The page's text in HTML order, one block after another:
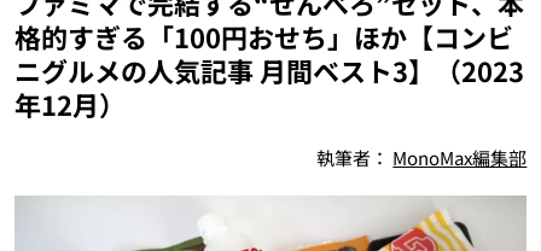
格的すぎる「100円おせち」ほか【コンビ
ニグルメの人気記事 月間ベスト3】（2023
年12月）
執筆者： MonoMax編集部